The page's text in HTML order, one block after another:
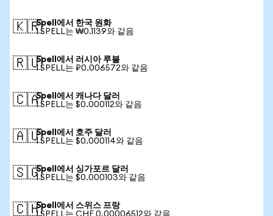
🇰🇷Spell에서 한국 원화
1 SPELL는 ₩0.1139와 같음
🇷🇺Spell에서 러시아 루블
1 SPELL는 ₽0.006572와 같음
🇨🇦Spell에서 캐나다 달러
1 SPELL는 $0.000112와 같음
🇦🇺Spell에서 호주 달러
1 SPELL는 $0.000114와 같음
🇸🇬Spell에서 싱가포르 달러
1 SPELL는 $0.000103와 같음
🇨🇭Spell에서 스위스 프랑
1 SPELL는 CHF 0.00006512와 같음